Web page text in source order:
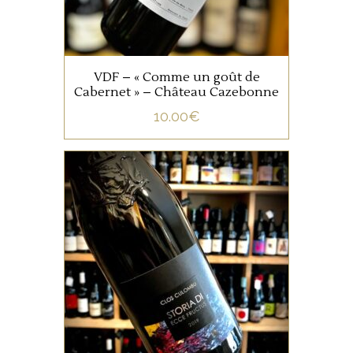
AJOUTER AU PANIER
VDF – « Comme un goût de
Cabernet » – Château Cazebonne
10.00€
CORSE, VIN DE FRANCE
Les anciens cépages Corse
sont mis en avant dans cette
cuvée : Aleaticu, Carcaghjolu
Neru, Minustellu. Au delà de
la curiosité, ces variétés rares
offrent au dégustateur une